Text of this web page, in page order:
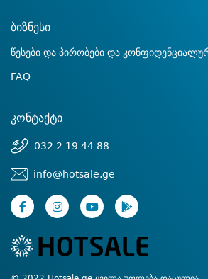
ბიზნესი
წესები და პირობები და
FAQ
კონტაქტი
032 2 19 44 88
info@hotsale.ge